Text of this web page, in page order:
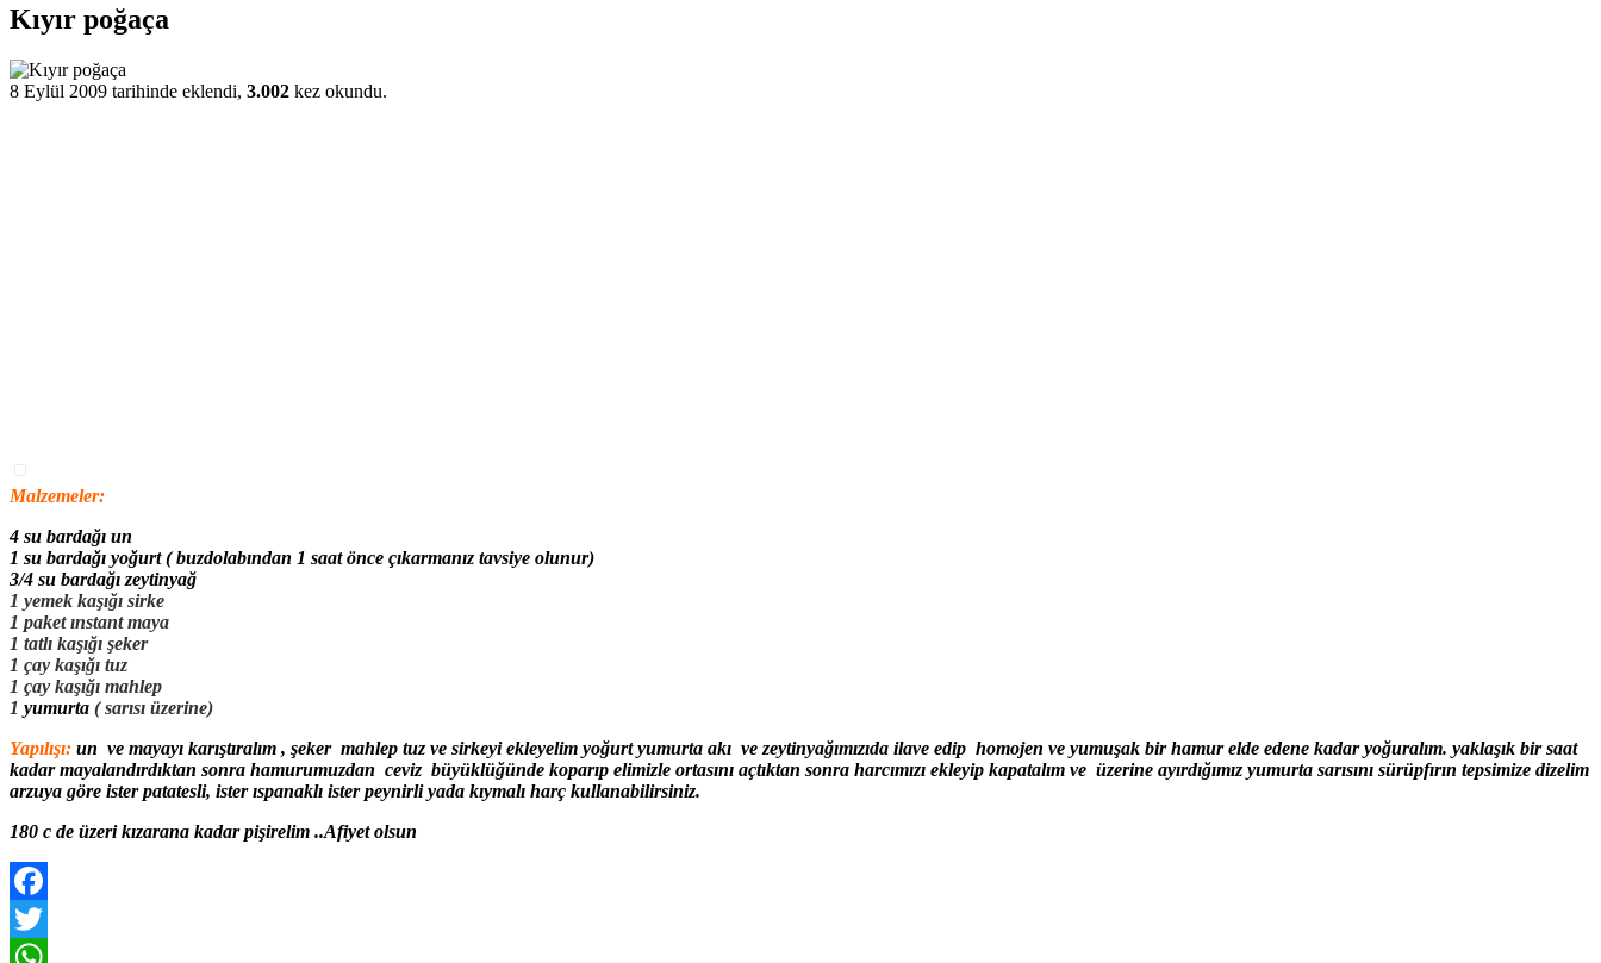
Kıyır poğaça
8 Eylül 2009 tarihinde eklendi, 3.002 kez okundu.
Malzemeler:
4 su bardağı un
1 su bardağı yoğurt ( buzdolabından 1 saat önce çıkarmanız tavsiye olunur)
3/4 su bardağı zeytinyağ
1 yemek kaşığı sirke
1 paket ınstant maya
1 tatlı kaşığı şeker
1 çay kaşığı tuz
1 çay kaşığı mahlep
1 yumurta ( sarısı üzerine)
Yapılışı: un ve mayayı karıştıralım , şeker mahlep tuz ve sirkeyi ekleyelim yoğurt yumurta akı ve zeytinyağımızıda ilave edip homojen ve yumuşak bir hamur elde edene kadar yoğuralım. yaklaşık bir saat
kadar mayalandırdıktan sonra hamurumuzdan ceviz büyüklüğünde koparıp elimizle ortasını açtıktan sonra harcımızı ekleyip kapatalım ve üzerine ayırdığımız yumurta sarısını sürüpfırın tepsimize dizelim
arzuya göre ister patatesli, ister ıspanaklı ister peynirli yada kıymalı harç kullanabilirsiniz.
180 c de üzeri kızarana kadar pişirelim ..Afiyet olsun
Facebook
Twitter